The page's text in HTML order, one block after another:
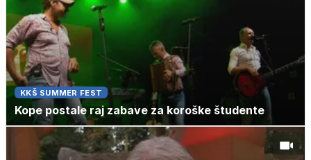
KKŠ SUMMER FEST
Kope postale raj zabave za koroške študente